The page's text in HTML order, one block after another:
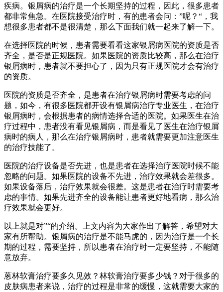
疾病。银屑病的治疗是一个长期坚持的过程，因此，很多患者
都非常焦急。在医院接受治疗时，有的患者会问：”呢？“，我
想很多患者都不是很清楚，那么下面我们就一起来了解一下。
在选择医院的时候，患者需要看看这家银屑病医院的资质是否
齐全，是否是正规医院。如果医院的资质比较高，那么在治疗
银屑病时，患者就不要担心了，因为只有正规医院才会有治疗
的资质。
医院的资质是否齐全，是患者在治疗银屑病时需要考虑的问
题，如今，有很多医院都开设有银屑病治疗专业医生，在治疗
银屑病时，会根据患者的病情选择合适的医院。如果医生在治
疗过程中，患者没有看见银屑病，而是看见了医生在治疗银屑
病时的病人，那么在治疗银屑病时，患者就需要更加注意医生
的治疗技能了。
医院的治疗设备是否先进，也是患者在选择治疗医院时候不能
忽略的问题。如果医院的设备不先进，治疗效果就会差很多。
如果设备落后，治疗效果就会很差。这是患者在治疗时需要考
虑的事情。如果先进齐全的设备能让患者更好地看病，那么治
疗效果就会更好。
以上就是对”“的介绍。上文内容为大家作出了解答，希望对大
家有所帮助。银屑病的治疗是不能马虎的，因为治疗是一个长
期的过程，需要坚持，所以患者在治疗时一定要坚持，不能随
意放弃。
蒽林软膏治疗要多久见效？林软膏治疗要多少钱？对于很多的
皮肤病患者来说，治疗的过程是非常的缓慢，这就需要大家的